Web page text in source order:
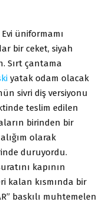
üniformamı
bir ceket, siyah
Sırt çantama
yatak odam olacak
sivri diş versiyonu
teslim edilen
birinden bir
olarak
duruyordu.
kapının
kalan kısmında bir
baskılı muhtemelen